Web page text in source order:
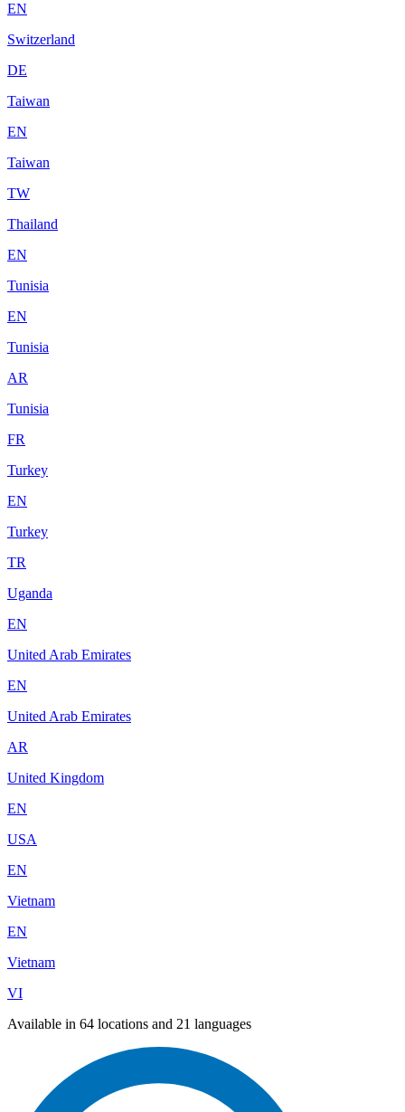
EN
Switzerland
DE
Taiwan
EN
Taiwan
TW
Thailand
EN
Tunisia
EN
Tunisia
AR
Tunisia
FR
Turkey
EN
Turkey
TR
Uganda
EN
United Arab Emirates
EN
United Arab Emirates
AR
United Kingdom
EN
USA
EN
Vietnam
EN
Vietnam
VI
Available in 64 locations and 21 languages